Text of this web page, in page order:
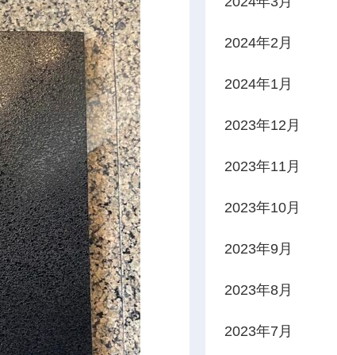
2024年2月
2024年1月
2023年12月
2023年11月
2023年10月
2023年9月
2023年8月
2023年7月